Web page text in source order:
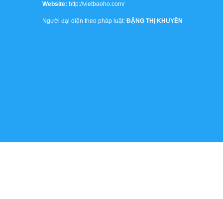
Website: http://vietbaoho.com/
Người đại diện theo pháp luật: ĐẶNG THỊ KHUYÊN